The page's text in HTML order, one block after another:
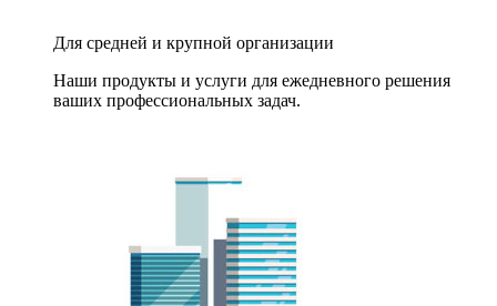
Для средней и крупной организации
Наши продукты и услуги для ежедневного решения
ваших профессиональных задач.